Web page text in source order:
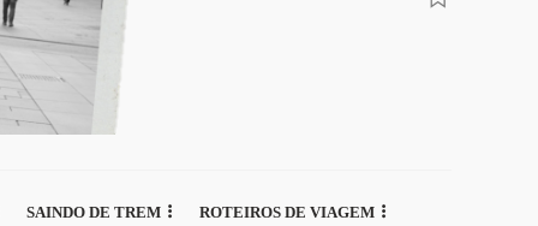
SAINDO DE TREM ROTEIROS DE VIAGEM